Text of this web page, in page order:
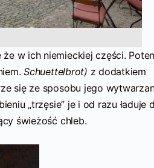
w ich niemieckiej części.
Schuettelbrot) z dodatkiem
się ze sposobu jego
„trzęsie” je i od razu ładuje
świeżość chleb.